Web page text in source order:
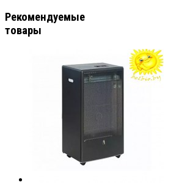
Рекомендуемые
товары